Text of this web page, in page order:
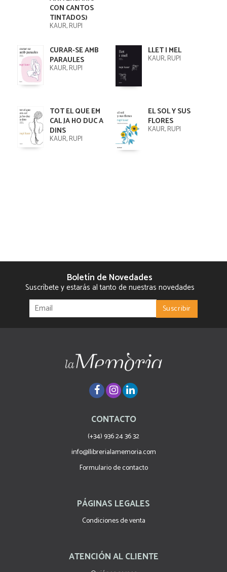
CON CANTOS
TINTADOS)
KAUR, RUPI
CURAR-SE AMB
PARAULES
KAUR, RUPI
LLET I MEL
KAUR, RUPI
TOT EL QUE EM
CAL JA HO DUC A
DINS
KAUR, RUPI
EL SOL Y SUS
FLORES
KAUR, RUPI
Boletín de Novedades
Suscríbete y estarás al tanto de nuestras novedades
CONTACTO
(+34) 936 24 36 32
info@llibrerialamemoria.com
Formulario de contacto
PÁGINAS LEGALES
Condiciones de venta
ATENCIÓN AL CLIENTE